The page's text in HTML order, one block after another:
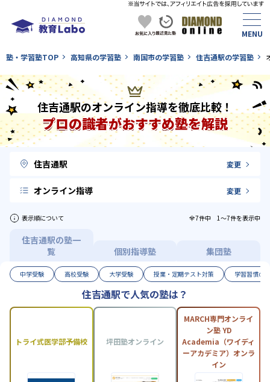
塾・学習塾TOP 高知県の学習塾 南国市の学習塾 住吉通駅の学習塾
住吉通駅のオンライン指導を徹底比較！
プロの識者がおすすめ塾を解説
住吉通駅 変更
オンライン指導 変更
表示順について 全7件中 1〜7件を表示中
住吉通駅の塾一
覧
個別指導塾 集団塾
中学受験 高校受験 大学受験 授業・定期テスト対策 学習習慣の
住吉通駅で人気の塾は？
トライ式医学部予備校 坪田塾オンライン
MARCH専門オンライ
ン塾 YD
Academia（ワイディ
ーアカデミア）オンラ
イン